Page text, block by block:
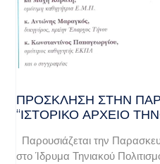
ΠΡΌΣΚΛΗΣΗ ΣΤΗΝ
“ΙΣΤΟΡΙΚΌ ΑΡΧΕΊΟ
Παρουσιάζεται την
στο Ίδρυμα Τηνιακού